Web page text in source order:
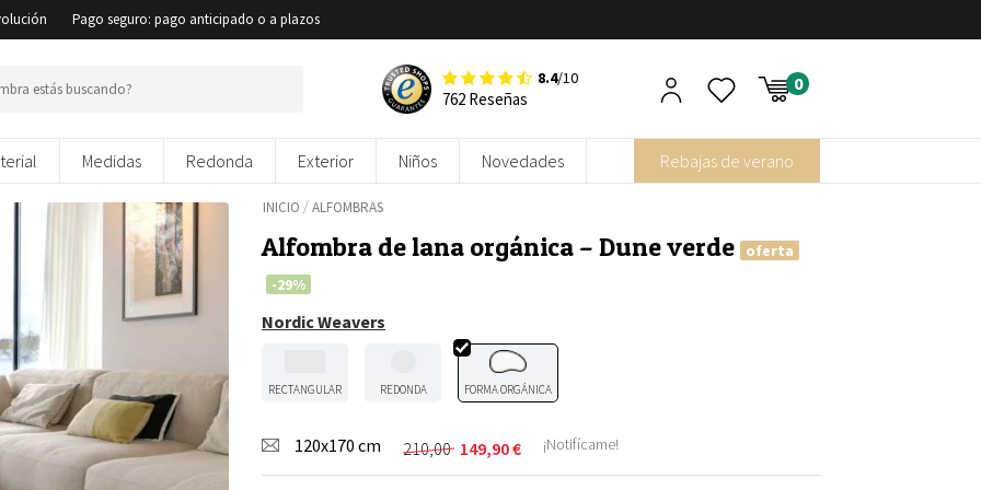
Pago seguro: pago anticipado o a plazos
8.4/10
762 Reseñas
Medidas Redonda Exterior Niños Novedades Rebajas de verano
INICIO /ALFOMBRAS
Alfombra de lana orgánica – Dune verde
oferta
-29%
Nordic Weavers
RECTANGULAR REDONDA FORMA ORGÁNICA
120x170 cm 210,00
El
precio
149,90€
El
precio
¡Notifícame!